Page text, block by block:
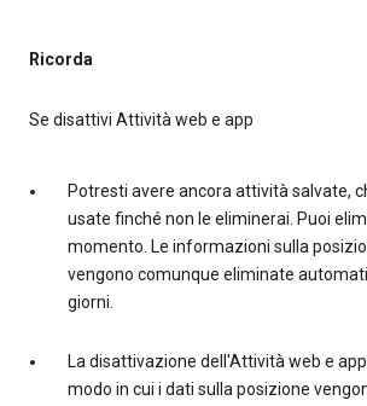
Ricorda
Se disattivi Attività web e app
Potresti avere ancora attività salvate,
usate finché non le eliminerai. Puoi
momento. Le informazioni sulla
vengono comunque eliminate
giorni.
La disattivazione dell'Attività web e
modo in cui i dati sulla posizione